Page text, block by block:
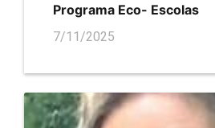
Programa Eco- Escolas
7/11/2025